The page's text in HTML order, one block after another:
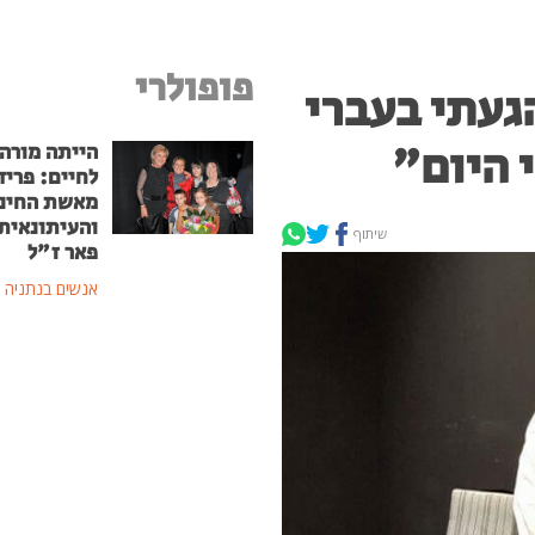
בעברי
היום"
שיתוף
פופולרי
הייתה
לחיים:
מאשת
פאר ז"ל
אנשים בנתניה